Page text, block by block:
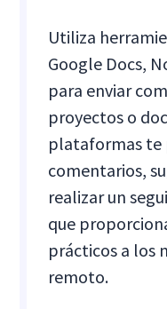
Utiliza
Google Docs,
para enviar
proyectos o
plataformas te
comentarios,
realizar un
que
prácticos a los
remoto.